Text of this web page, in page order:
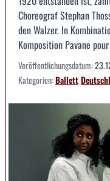
Choreograf Stephan
den Walzer. In
Komposition Pavane
Veröffentlichungsdatum:
Kategorien:Ballett